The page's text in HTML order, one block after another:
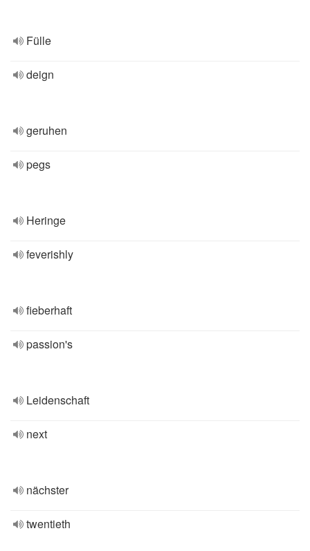
Fülle
deign
geruhen
pegs
Heringe
feverishly
fieberhaft
passion's
Leidenschaft
next
nächster
twentieth